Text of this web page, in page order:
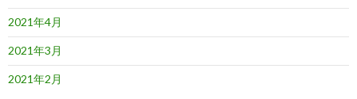
2021年4月
2021年3月
2021年2月